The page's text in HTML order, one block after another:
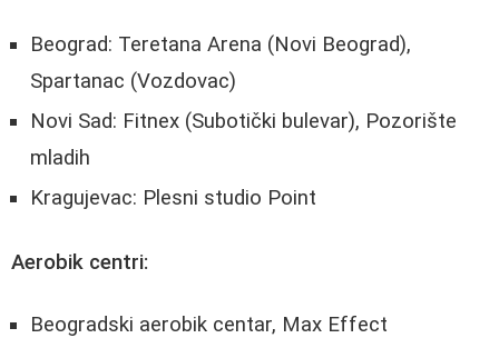
Beograd: Teretana Arena (Novi Beograd),
Spartanac (Vozdovac)
Novi Sad: Fitnex (Subotički bulevar), Pozorište
mladih
Kragujevac: Plesni studio Point
Aerobik centri:
Beogradski aerobik centar, Max Effect